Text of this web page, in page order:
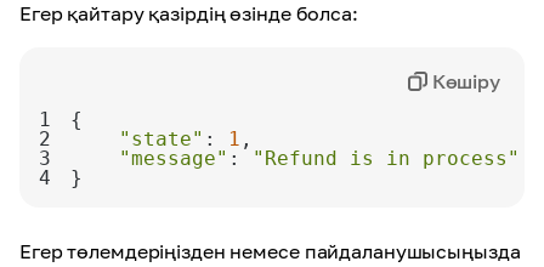
Егер қайтару қазірдің өзінде болса:
1
2
"state" : 1
3
"message" :
"Refund is in process"
4
}
Көшіру
Егер төлемдеріңізден немесе пайдаланушысыңызда